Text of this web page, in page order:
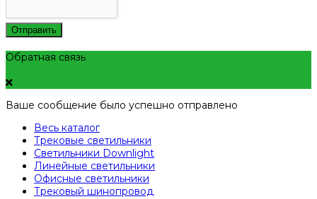
Отправить
Обратная связь
Ваше сообщение было успешно отправлено
Весь каталог
Трековые светильники
Светильники Downlight
Линейные светильники
Офисные светильники
Трековый шинопровод